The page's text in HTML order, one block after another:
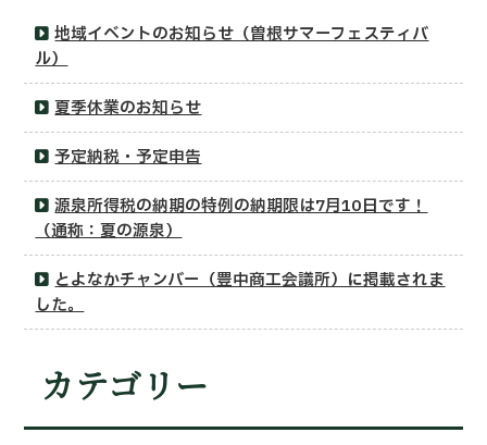
地域イベントのお知らせ（曽根サマーフェスティバ
ル）
夏季休業のお知らせ
予定納税・予定申告
源泉所得税の納期の特例の納期限は7月10日です！
（通称：夏の源泉）
とよなかチャンバー（豊中商工会議所）に掲載されま
した。
カテゴリー